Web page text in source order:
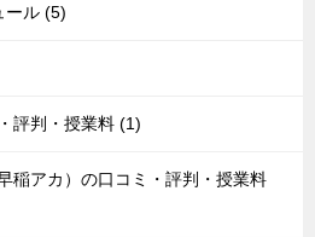
ール (5)
評判・授業料 (1)
稲アカ）の口コミ・評判・授業料